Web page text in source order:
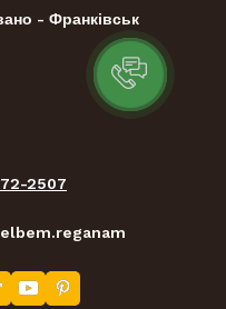
- Франківськ
2507